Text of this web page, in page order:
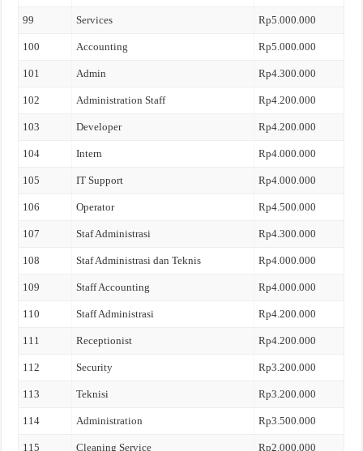
99 Services Rp5.000.000
100 Accounting Rp5.000.000
101 Admin Rp4.300.000
102 Administration Staff Rp4.200.000
103 Developer Rp4.200.000
104 Intern Rp4.000.000
105 IT Support Rp4.000.000
106 Operator Rp4.500.000
107 Staf Administrasi Rp4.300.000
108 Staf Administrasi dan Teknis Rp4.000.000
109 Staff Accounting Rp4.000.000
110 Staff Administrasi Rp4.200.000
111 Receptionist Rp4.200.000
112 Security Rp3.200.000
113 Teknisi Rp3.200.000
114 Administration Rp3.500.000
115 Cleaning Service Rp2.000.000